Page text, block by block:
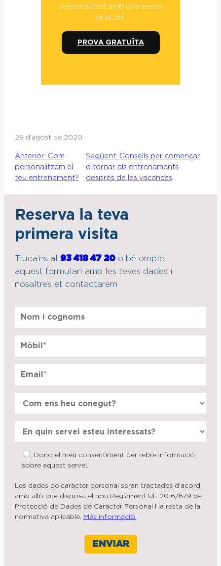
personalitzat amb una sessió
gratuïta
PROVA GRATUÏTA
29 d'agost de 2020
Anterior: Com
personalitzem el
teu entrenament?
Següent: Consells per començar
o tornar als entrenaments
després de les vacances
Reserva la teva
primera visita
Truca’ns al 93 418 47 20o bé omple
aquest formulari amb les teves dades i
nosaltres et contactarem
Dono el meu consentiment per rebre informació
sobre aquest servei.
Les dades de caràcter personal seran tractades d’acord
amb allò que disposa el nou Reglament UE 2016/679 de
Protecció de Dades de Caràcter Personal i la resta de la
normativa aplicable. Més informació.